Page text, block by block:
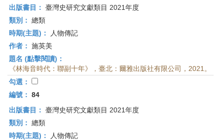
出版書目： 臺灣史研究文獻類目 2021年度
類別： 總類
時期(主題)：
人物傳記
作者： 施英美
題名 (點擊閱讀)：
《林海音時代：聯副十年》，臺北：爾雅出版社有限公司，2021。
勾選：
編號： 84
出版書目： 臺灣史研究文獻類目 2021年度
類別： 總類
時期(主題)：
人物傳記